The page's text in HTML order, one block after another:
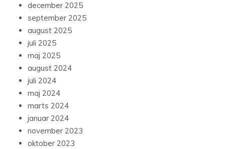
december 2025
september 2025
august 2025
juli 2025
maj 2025
august 2024
juli 2024
maj 2024
marts 2024
januar 2024
november 2023
oktober 2023